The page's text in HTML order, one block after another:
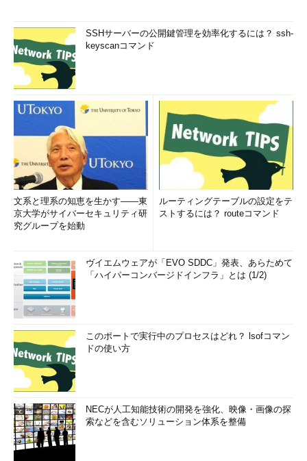
SSHサーバーの公開鍵管理を効率化するには？ ssh-
keyscanコマンド
文系と理系の知恵を生かす――東
京大学がサイバーセキュリティ研
究グループを始動
ルーティングテーブルの設定をテ
ストするには？ routeコマンド
ヴイエムウェアが「EVO SDDC」発表、あらためて
「ハイパーコンバージドインフラ」とは (1/2)
このポートで実行中のプロセスはどれ？ lsofコマン
ドの使い方
NECが人工知能技術の開発を強化、映像・画像の探
索などを含むソリューション体系を整備